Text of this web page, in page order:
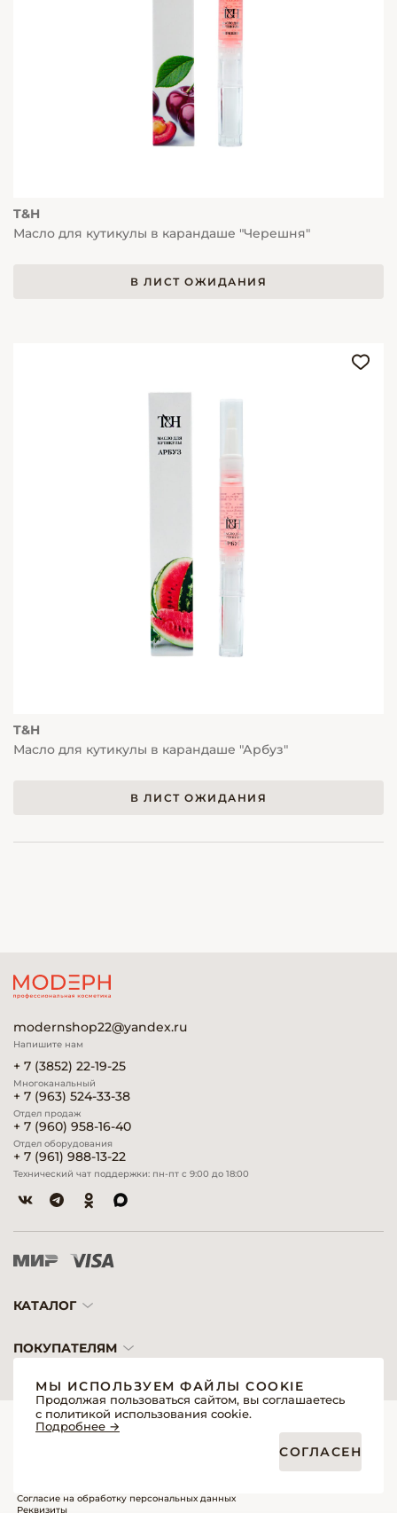
T&H
Масло для кутикулы в карандаше "Черешня"
В ЛИСТ ОЖИДАНИЯ
T&H
Масло для кутикулы в карандаше "Арбуз"
В ЛИСТ ОЖИДАНИЯ
modernshop22@yandex.ru
Напишите нам
+ 7 (3852) 22-19-25
Многоканальный
+ 7 (963) 524-33-38
Отдел продаж
+ 7 (960) 958-16-40
Отдел оборудования
+ 7 (961) 988-13-22
Технический чат поддержки: пн-пт с 9:00 до 18:00
КАТАЛОГ
ПОКУПАТЕЛЯМ
© 2026 «Модерн»— Косметика и оборудование для профессионалов
Публичная оферта интернет-магазина для профессиональных участников
Согласие на обработку персональных данных
Реквизиты
Создание сайтов
МЫ ИСПОЛЬЗУЕМ ФАЙЛЫ COOKIE
Продолжая пользоваться сайтом, вы соглашаетесь
с политикой использования cookie.
Подробнее →
СОГЛАСЕН